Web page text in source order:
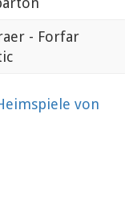
- Forfar
von